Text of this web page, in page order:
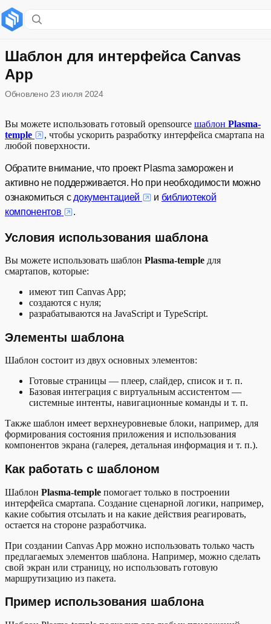
Условия использования шаблона
Элементы шаблона
Пример использования шаблона
Шаблон для интерфейса Canvas
App
Обновлено 23 июля 2024
Вы можете использовать готовый opensource шаблон Plasma-
temple
, чтобы ускорить разработку интерфейса смартапа на
любой поверхности.
Обратите внимание, что проект Plasma заморожен и
активно не поддерживается. Но при необходимости можно
ознакомиться с документацией и библиотекой
компонентов
.
Условия использования шаблона
Вы можете использовать шаблон Plasma-temple для
смартапов, которые:
имеют тип Canvas App;
создаются с нуля;
разрабатываются на JavaScript и TypeScript.
Элементы шаблона
Шаблон состоит из двух основных элементов:
Готовые страницы — плеер, слайдер, список и т. п.
Базовая интеграция с виртуальным ассистентом —
системные интенты, навигационные команды и т. п.
Также шаблон имеет верхнеуровневые блоки, например, для
формирования состояния приложения и использования
компонентов экрана (галерея, детальная информация и т. п.).
Как работать с шаблоном
Шаблон Plasma-temple помогает только в построении
интерфейса смартапа. Создание сценарной логики, например,
какие события отсылать и на какие действия реагировать,
остается на стороне разработчика.
При создании Canvas App можно использовать только часть
предлагаемых элементов шаблона. Например, можно сделать
свой экран или страницу, но использовать готовую
маршрутизацию из пакета.
Пример использования шаблона